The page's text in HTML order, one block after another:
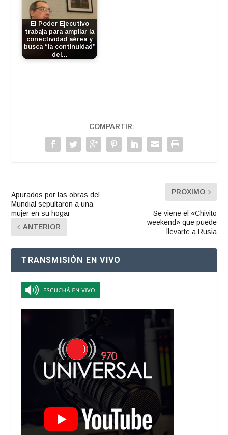
El Poder Ejecutivo
trabaja para ampliar la
conectividad aérea y
busca “la continuidad”
del…
COMPARTIR:
Apurados por las obras del
Mundial sepultaron a una
mujer en su hogar
ANTERIOR
PRÓXIMO
Se viene el «Chivito
weekend» que puede
llevarte a Rusia
TRANSMISIÓN EN VIVO